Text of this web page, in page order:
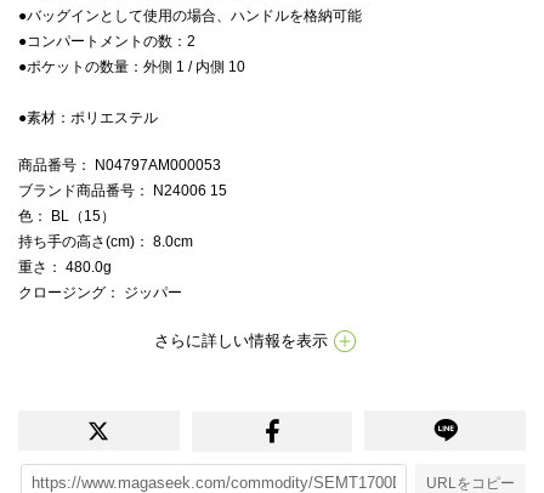
●バッグインとして使用の場合、ハンドルを格納可能
●コンパートメントの数：2
●ポケットの数量：外側 1 / 内側 10
●素材：ポリエステル
商品番号 ： N04797AM000053
ブランド商品番号 ： N24006 15
色 ： BL（15）
持ち手の高さ(cm) ： 8.0cm
重さ ： 480.0g
クロージング ： ジッパー
さらに詳しい情報を表示
URLをコピー